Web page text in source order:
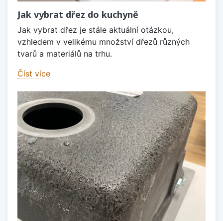
Jak vybrat dřez do kuchyně
Jak vybrat dřez je stále aktuální otázkou,
vzhledem v velikému množství dřezů různých
tvarů a materiálů na trhu.
Číst více